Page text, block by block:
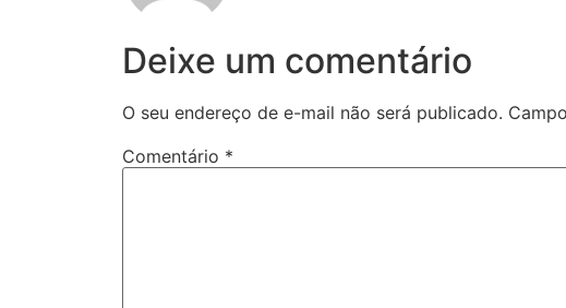
Deixe um comentário
O seu endereço de e-mail não será publicado.
Comentário *